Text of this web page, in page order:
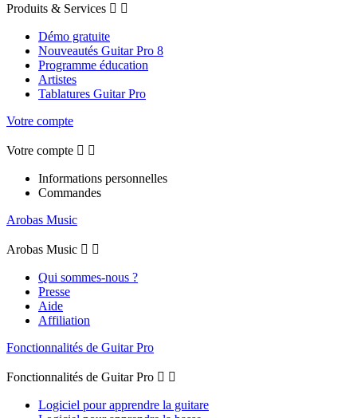
Produits & Services  
Démo gratuite
Nouveautés Guitar Pro 8
Programme éducation
Artistes
Tablatures Guitar Pro
Votre compte
Votre compte  
Informations personnelles
Commandes
Arobas Music
Arobas Music  
Qui sommes-nous ?
Presse
Aide
Affiliation
Fonctionnalités de Guitar Pro
Fonctionnalités de Guitar Pro  
Logiciel pour apprendre la guitare